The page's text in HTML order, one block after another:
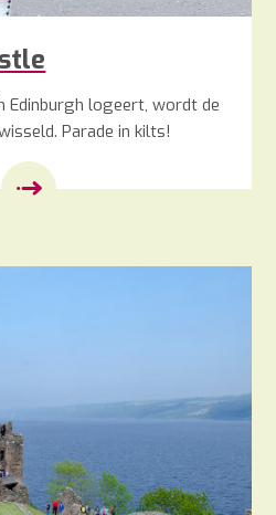
Edinburgh logeert, wordt de
Parade in kilts!